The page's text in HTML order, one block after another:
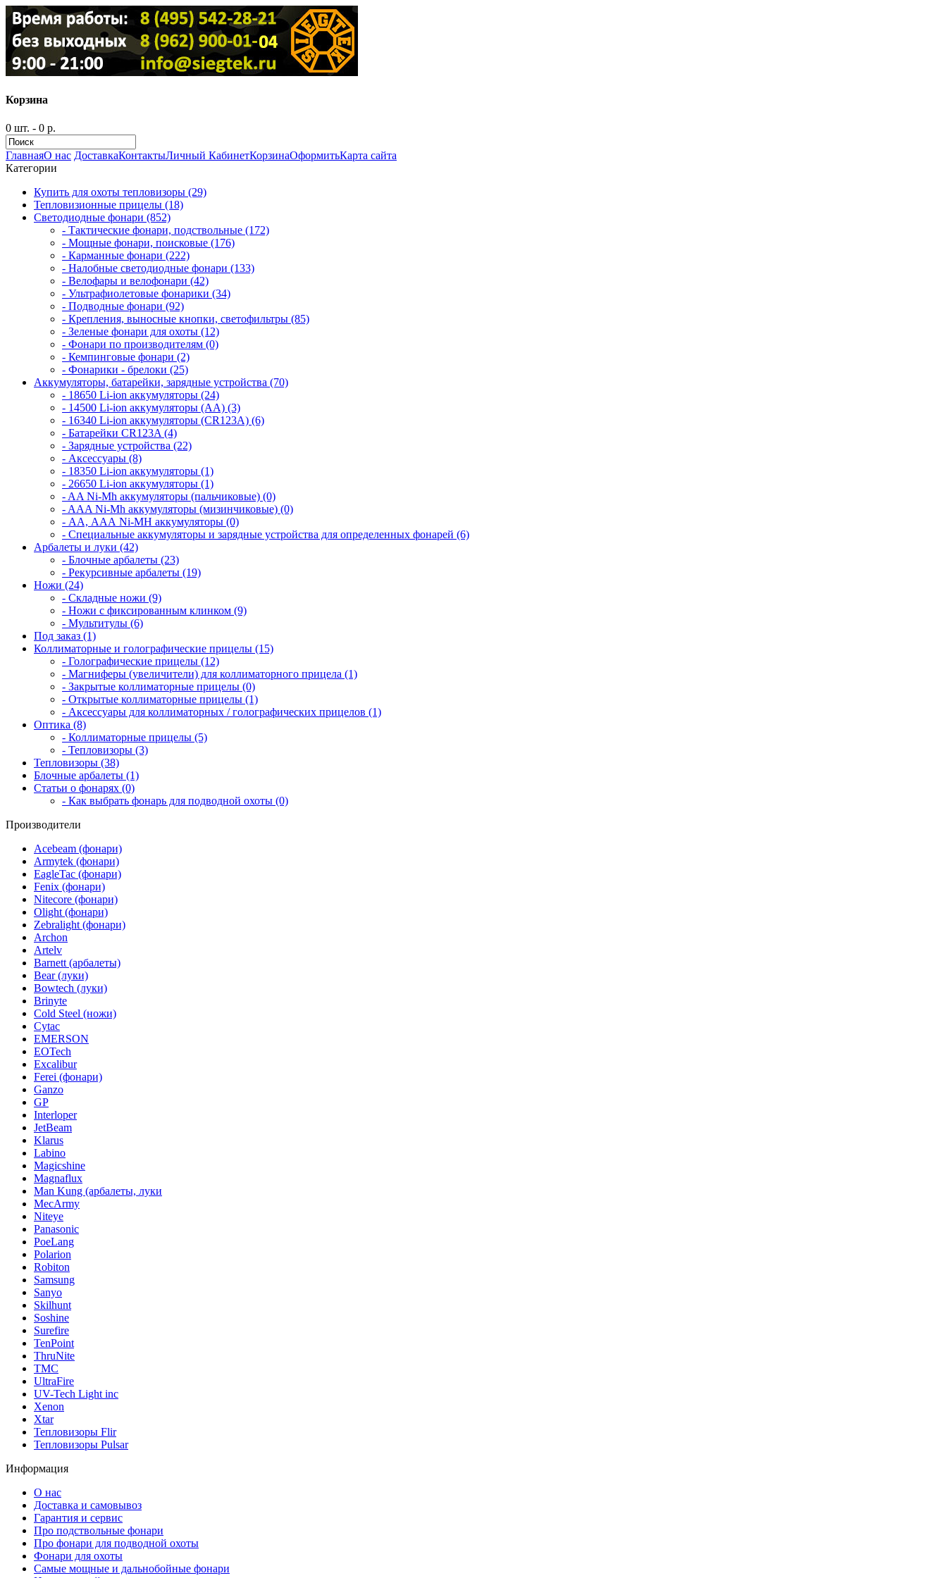
Корзина
0 шт. - 0 р.
ГлавнаяО нас ДоставкаКонтактыЛичный КабинетКорзинаОформитьКарта сайта
Категории
Купить для охоты тепловизоры (29)
Тепловизионные прицелы (18)
Светодиодные фонари (852)
- Тактические фонари, подствольные (172)
- Мощные фонари, поисковые (176)
- Карманные фонари (222)
- Налобные светодиодные фонари (133)
- Велофары и велофонари (42)
- Ультрафиолетовые фонарики (34)
- Подводные фонари (92)
- Крепления, выносные кнопки, светофильтры (85)
- Зеленые фонари для охоты (12)
- Фонари по производителям (0)
- Кемпинговые фонари (2)
- Фонарики - брелоки (25)
Аккумуляторы, батарейки, зарядные устройства (70)
- 18650 Li-ion аккумуляторы (24)
- 14500 Li-ion аккумуляторы (AA) (3)
- 16340 Li-ion аккумуляторы (CR123A) (6)
- Батарейки CR123A (4)
- Зарядные устройства (22)
- Аксессуары (8)
- 18350 Li-ion аккумуляторы (1)
- 26650 Li-ion аккумуляторы (1)
- AA Ni-Mh аккумуляторы (пальчиковые) (0)
- AAA Ni-Mh аккумуляторы (мизинчиковые) (0)
- АА, ААА Ni-MH аккумуляторы (0)
- Специальные аккумуляторы и зарядные устройства для определенных фонарей (6)
Арбалеты и луки (42)
- Блочные арбалеты (23)
- Рекурсивные арбалеты (19)
Ножи (24)
- Складные ножи (9)
- Ножи с фиксированным клинком (9)
- Мультитулы (6)
Под заказ (1)
Коллиматорные и голографические прицелы (15)
- Голографические прицелы (12)
- Магниферы (увеличители) для коллиматорного прицела (1)
- Закрытые коллиматорные прицелы (0)
- Открытые коллиматорные прицелы (1)
- Аксессуары для коллиматорных / голографических прицелов (1)
Оптика (8)
- Коллиматорные прицелы (5)
- Тепловизоры (3)
Тепловизоры (38)
Блочные арбалеты (1)
Статьи о фонарях (0)
- Как выбрать фонарь для подводной охоты (0)
Производители
Acebeam (фонари)
Armytek (фонари)
EagleTac (фонари)
Fenix (фонари)
Nitecore (фонари)
Olight (фонари)
Zebralight (фонари)
Archon
Artelv
Barnett (арбалеты)
Bear (луки)
Bowtech (луки)
Brinyte
Cold Steel (ножи)
Cytac
EMERSON
EOTech
Excalibur
Ferei (фонари)
Ganzo
GP
Interloper
JetBeam
Klarus
Labino
Magicshine
Magnaflux
Man Kung (арбалеты, луки
MecArmy
Niteye
Panasonic
PoeLang
Polarion
Robiton
Samsung
Sanyo
Skilhunt
Soshine
Surefire
TenPoint
ThruNite
TMC
UltraFire
UV-Tech Light inc
Xenon
Xtar
Тепловизоры Flir
Тепловизоры Pulsar
Информация
О нас
Доставка и самовывоз
Гарантия и сервис
Про подствольные фонари
Про фонари для подводной охоты
Фонари для охоты
Самые мощные и дальнобойные фонари